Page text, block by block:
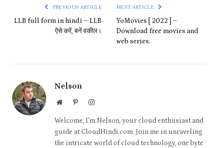
PREVIOUS ARTICLE
LLB full form in hindi – LLB
ऐसे करें, बनें वकील।
NEXT ARTICLE
YoMovies [ 2022 ] –
Download free movies and
web series.
Nelson
WebsitePinterestInstagram
Welcome, I'm Nelson, your cloud enthusiast and
guide at CloudHindi.com. Join me in unraveling
the intricate world of cloud technology, one byte